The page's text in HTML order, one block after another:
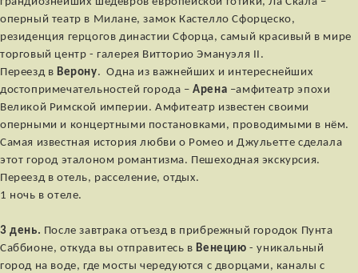
оперный театр в Милане, замок Кастелло Сфорцеско,
резиденция герцогов династии Сфорца, самый красивый в мире
торговый центр - галерея Витторио Эмануэля II.
Переезд в Верону. Одна из важнейших и интереснейших
достопримечательностей города –Арена –амфитеатр эпохи
Великой Римской империи. Амфитеатр известен своими
оперными и концертными постановками, проводимыми в нём.
Самая известная история любви о Ромео и Джульетте сделала
этот город эталоном романтизма. Пешеходная экскурсия.
Переезд в отель, расселение, отдых.
1 ночь в отеле.
3 день. После завтрака отъезд в прибрежный городок Пунта
Саббионе, откуда вы отправитесь в Венецию - уникальный
город на воде, где мосты чередуются с дворцами, каналы с